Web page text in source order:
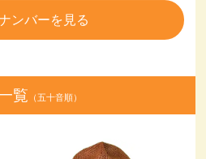
ンバーを見る
覧 （五十音順）